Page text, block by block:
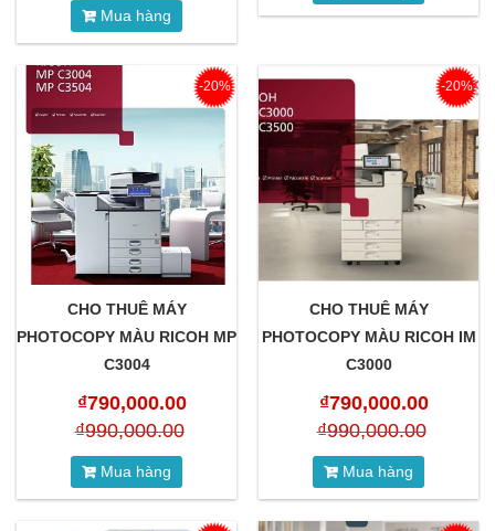
Mua hàng
CHO THUÊ MÁY
PHOTOCOPY MÀU RICOH MP
C3004
₫790,000.00
₫990,000.00
Mua hàng
-20%
CHO THUÊ MÁY
PHOTOCOPY MÀU RICOH IM
C3000
₫790,000.00
₫990,000.00
Mua hàng
-20%